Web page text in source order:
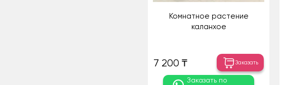
Комнатное растение
каланхое
7 200 ₸ Заказать
Заказать по